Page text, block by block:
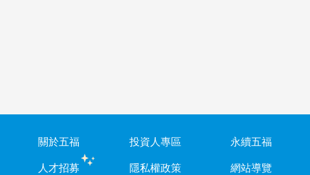
關於五福 投資人專區
永續五福
人才招募
隱私權政策 網站導覽